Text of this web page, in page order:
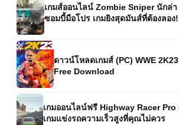
เกมออนไลน์ฟรี Highway Racer Pro –
เกมแข่งรถความเร็วสูงที่คุณไม่ควร
พลาด